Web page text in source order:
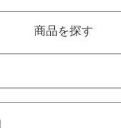
商品を探す